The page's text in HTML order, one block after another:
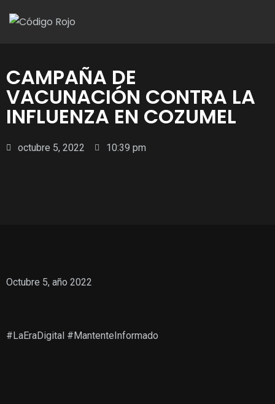
CAMPAÑA DE
VACUNACIÓN CONTRA LA
INFLUENZA EN COZUMEL
octubre 5, 2022 10:39 pm
Octubre 5, año 2022
#LaEraDigital #MantenteInformado